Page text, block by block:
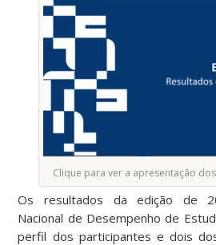
Clique para ver a apresentação
Os resultados da edição de
Nacional de Desempenho de
perfil dos participantes e dois